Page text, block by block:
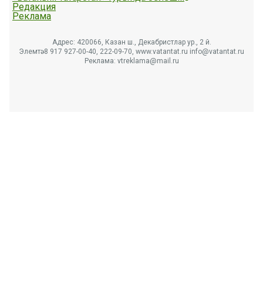
Редакция
Реклама
Адрес: 420066, Казан ш., Декабристлар ур., 2 й.
Элемтә: 8 917 927-00-40, 222-09-70, www.vatantat.ru info@vatantat.ru
Реклама: vtreklama@mail.ru